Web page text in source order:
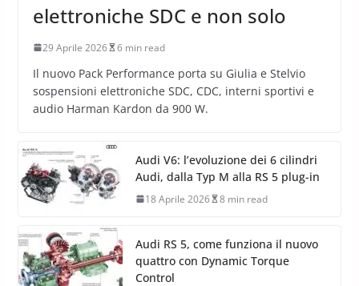
elettroniche SDC e non solo
29 Aprile 2026 6 min read
Il nuovo Pack Performance porta su Giulia e Stelvio
sospensioni elettroniche SDC, CDC, interni sportivi e
audio Harman Kardon da 900 W.
Audi V6: l’evoluzione dei 6 cilindri
Audi, dalla Typ M alla RS 5 plug-in
18 Aprile 2026 8 min read
Audi RS 5, come funziona il nuovo
quattro con Dynamic Torque
Control